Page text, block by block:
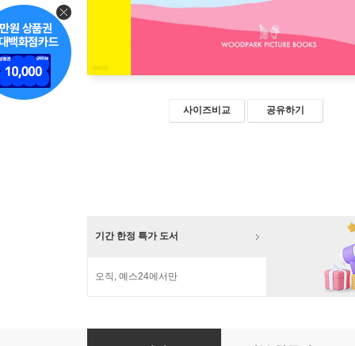
사이즈비교 공유하기
기간 한정 특가 도서
오직, 예스24에서만